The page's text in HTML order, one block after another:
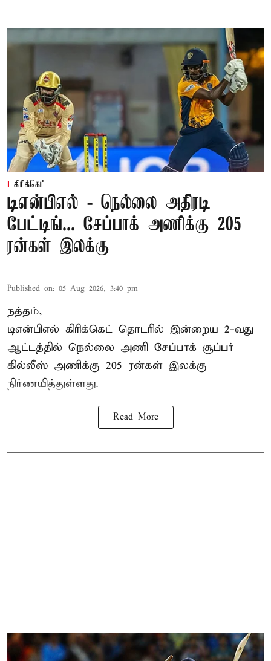
கிரிக்கெட்
டிஎன்பிஎல் - நெல்லை அதிரடி
பேட்டிங்... சேப்பாக் அணிக்கு 205
ரன்கள் இலக்கு
Published on: 05 Aug 2026, 3:40 pm
நத்தம்,
டிஎன்பிஎல் கிரிக்கெட் தொடரில் இன்றைய 2-வது
ஆட்டத்தில் நெல்லை அணி சேப்பாக் சூப்பர்
கில்லீஸ் அணிக்கு 205 ரன்கள் இலக்கு
நிர்ணயித்துள்ளது.
Read More